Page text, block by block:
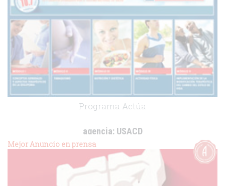
Programa Actúa
agencia:USACD
cliente:
Mejor Anuncio en prensa